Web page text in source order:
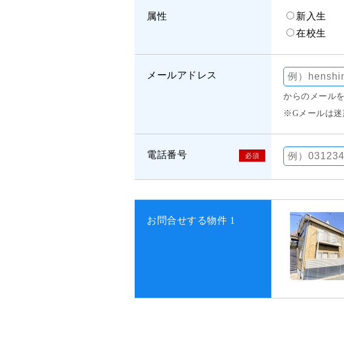
属性
新入生
在校生
メールアドレス
からのメール
※Gメールは迷
電話番号 必須
お問合せする物件 1